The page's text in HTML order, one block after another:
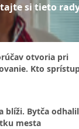
si tieto
otvoria pri
Kto
blíži. Bytča
mesta